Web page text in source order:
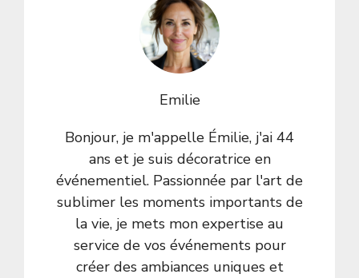
Emilie
Bonjour, je m'appelle Émilie, j'ai 44
ans et je suis décoratrice en
événementiel. Passionnée par l'art de
sublimer les moments importants de
la vie, je mets mon expertise au
service de vos événements pour
créer des ambiances uniques et